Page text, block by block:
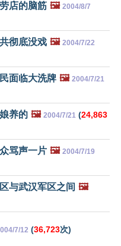
店的脑筋 🖼️ 2004/8/7
彻底没戏 🖼️ 2004/7/22
面临大洗牌 🖼️ 2004/7/21
养的 🖼️ 2004/7/21 (24,863
骂声一片 🖼️ 2004/7/19
与武汉军区之间 🖼️
7/12 (36,723次)